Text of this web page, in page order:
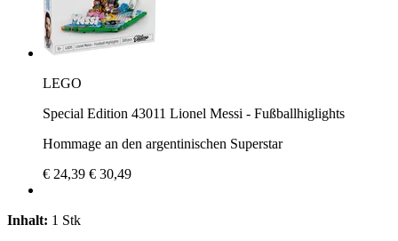
LEGO
Special Edition 43011 Lionel Messi - Fußballhiglights
Hommage an den argentinischen Superstar
€ 24,39 € 30,49
Inhalt: 1 Stk